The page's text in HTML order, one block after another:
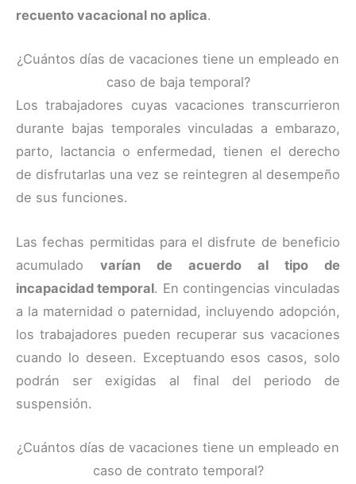
recuento vacacional no aplica.
¿Cuántos días de vacaciones tiene un empleado en
caso de baja temporal?
Los trabajadores cuyas vacaciones transcurrieron
durante bajas temporales vinculadas a embarazo,
parto, lactancia o enfermedad, tienen el derecho
de disfrutarlas una vez se reintegren al desempeño
de sus funciones.
Las fechas permitidas para el disfrute de beneficio
acumulado varían de acuerdo al tipo de
incapacidad temporal. En contingencias vinculadas
a la maternidad o paternidad, incluyendo adopción,
los trabajadores pueden recuperar sus vacaciones
cuando lo deseen. Exceptuando esos casos, solo
podrán ser exigidas al final del periodo de
suspensión.
¿Cuántos días de vacaciones tiene un empleado en
caso de contrato temporal?